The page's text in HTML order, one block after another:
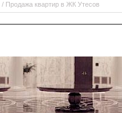
/ Продажа квартир в ЖК Утесов